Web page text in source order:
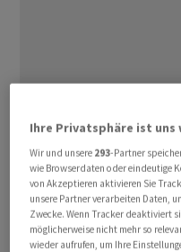
Ihre Privatsphäre ist uns
Wir und unsere 293-Partner
wie Browserdaten oder eindeutige
von Akzeptieren aktivieren Sie
unsere Partner verarbeiten Daten,
Zwecke. Wenn Tracker deaktiviert
möglicherweise nicht mehr so
wieder aufrufen, um Ihre